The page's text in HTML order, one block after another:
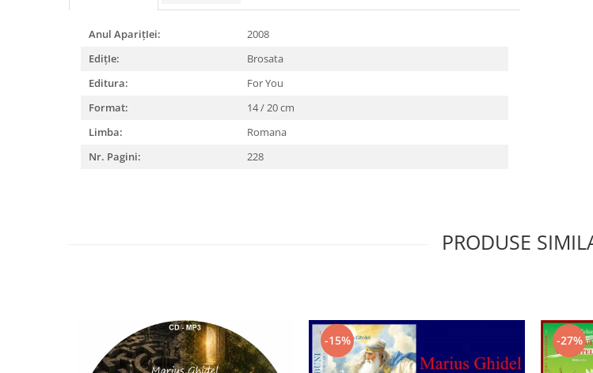
Anul AparițIei:
2008
EdițIe:
Brosata
Editura:
For You
Format:
14 / 20 cm
Limba:
Romana
Nr. Pagini:
228
PRODUSE
-15% -27%